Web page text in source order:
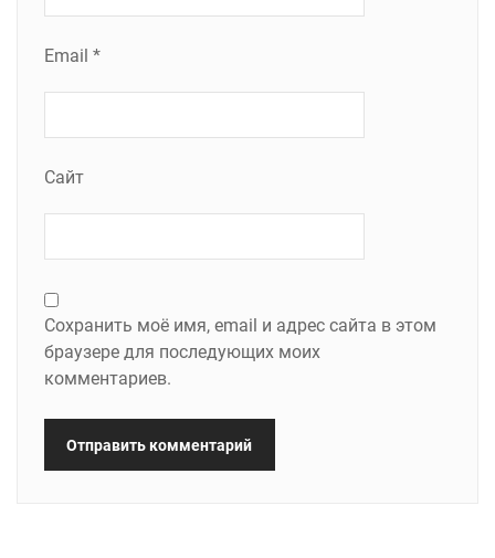
Email *
Сайт
Сохранить моё имя, email и адрес сайта в этом
браузере для последующих моих
комментариев.